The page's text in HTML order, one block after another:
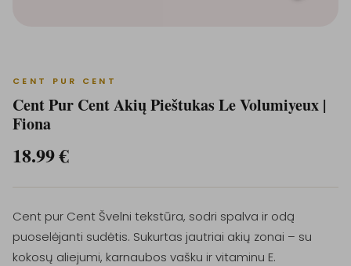
CENT PUR CENT
Cent Pur Cent Akių Pieštukas Le Volumiyeux |
Fiona
18.99€
Cent pur Cent Švelni tekstūra, sodri spalva ir odą
puoselėjanti sudėtis. Sukurtas jautriai akių zonai – su
kokosų aliejumi, karnaubos vašku ir vitaminu E.